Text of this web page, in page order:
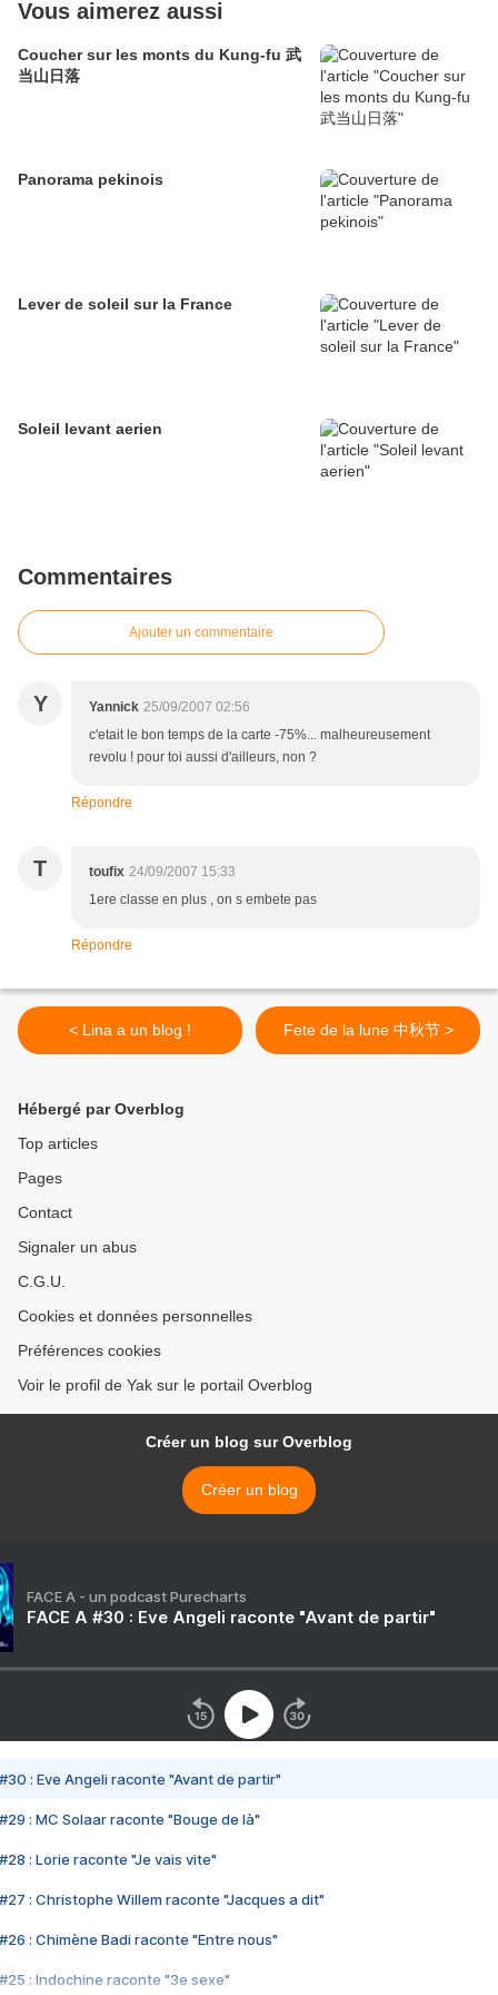
Vous aimerez aussi
Coucher sur les monts du Kung-fu 武
当山日落
Panorama pekinois
Lever de soleil sur la France
Soleil levant aerien
Commentaires
Ajouter un commentaire
Y Yannick 25/09/2007 02:56
c'etait le bon temps de la carte -75%... malheureusement
revolu ! pour toi aussi d'ailleurs, non ?
Répondre
T toufix 24/09/2007 15:33
1ere classe en plus , on s embete pas
Répondre
< Lina a un blog ! Fete de la lune 中秋节 >
Hébergé par Overblog
Top articles
Pages
Contact
Signaler un abus
C.G.U.
Cookies et données personnelles
Préférences cookies
Voir le profil de Yak sur le portail Overblog
Créer un blog sur Overblog
Créer un blog
FACE A - un podcast Purecharts
FACE A #30 : Eve Angeli raconte "Avant de partir"
#30 : Eve Angeli raconte "Avant de partir"
#29 : MC Solaar raconte "Bouge de là"
#28 : Lorie raconte "Je vais vite"
#27 : Christophe Willem raconte "Jacques a dit"
#26 : Chimène Badi raconte "Entre nous"
#25 : Indochine raconte "3e sexe"